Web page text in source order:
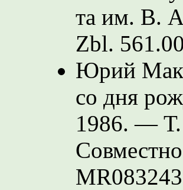
та им. В.
Zbl.
Юрий
со дня
1986. —